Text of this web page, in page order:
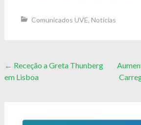
Comunicados UVE, Notícias
Post
navigation
← Receção a Greta Thunberg
em Lisboa